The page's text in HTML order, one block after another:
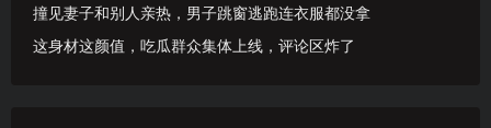
撞见妻子和别人亲热，男子跳窗逃跑连衣服都没拿
这身材这颜值，吃瓜群众集体上线，评论区炸了